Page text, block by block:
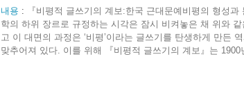
내용 :
『비평적 글쓰기의 계보:한국 근대문예비평의 형성과
학의 하위 장르로 규정하는 시각은 잠시 비켜놓은 채 위와
고 이 대면의 과정은 ‘비평’이라는 글쓰기를 탄생하게 만든
맞추어져 있다. 이를 위해 『비평적 글쓰기의 계보』는 1900